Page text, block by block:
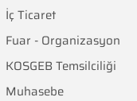
İç Ticaret
Fuar - Organizasyon
KOSGEB Temsilciliği
Muhasebe